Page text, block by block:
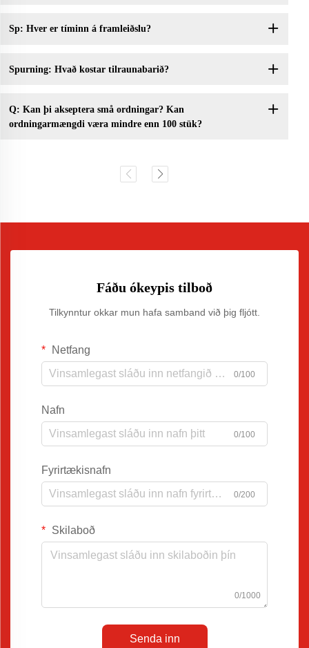
Sp: Hver er tíminn á framleiðslu?
Spurning: Hvað kostar tilraunabarið?
Q: Kan þi akseptera små ordningar? Kan
ordningarmængdi væra mindre enn 100 stük?
Fáðu ókeypis tilboð
Tilkynntur okkar mun hafa samband við þig fljótt.
Netfang
0/100
Nafn
0/100
Fyrirtækisnafn
0/200
Skilaboð
0/1000
Senda inn